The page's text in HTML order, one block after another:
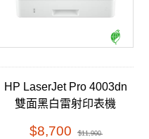
HP LaserJet Pro 4003dn
雙面黑白雷射印表機
$8,700 $11,900